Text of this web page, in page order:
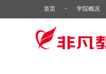
首页 学院概况